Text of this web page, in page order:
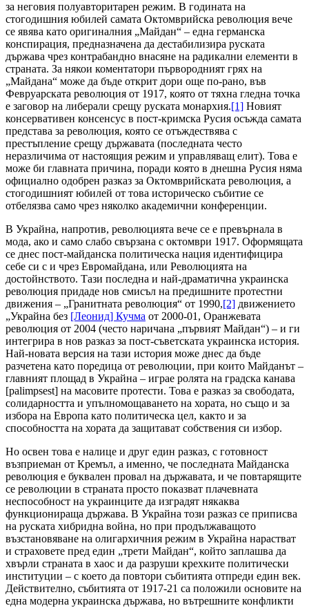
за неговия полуавторитарен режим. В годината на
стогодишния юбилей самата Октомврийска революция вече
се явява като оригиналния „Майдан“ – една германска
конспирация, предназначена да дестабилизира руската
държава чрез контрабандно внасяне на радикални елементи в
страната. За някои коментатори първородният грях на
„Майдана“ може да бъде открит дори още по-рано, във
Февруарската революция от 1917, която от тяхна гледна точка
е заговор на либерали срещу руската монархия.[1] Новият
консервативен консенсус в пост-кримска Русия осъжда самата
представа за революция, която се отъждествява с
престъпление срещу държавата (последната често
неразличима от настоящия режим и управляващ елит). Това е
може би главната причина, поради която в днешна Русия няма
официално одобрен разказ за Октомврийската революция, а
стогодишният юбилей от това историческо събитие се
отбелязва само чрез няколко академични конференции.
В Украйна, напротив, революцията вече се е превърнала в
мода, ако и само слабо свързана с октомври 1917. Оформящата
се днес пост-майданска политическа нация идентифицира
себе си с и чрез Евромайдана, или Революцията на
достойнството. Тази последна и най-драматична украинска
революция придаде нов смисъл на предишните протестни
движения – „Гранитната революция“ от 1990,[2] движението
„Украйна без [Леонид] Кучма от 2000-01, Оранжевата
революция от 2004 (често наричана „първият Майдан“) – и ги
интегрира в нов разказ за пост-съветската украинска история.
Най-новата версия на тази история може днес да бъде
разчетена като поредица от революции, при които Майданът –
главният площад в Украйна – играе ролята на градска канава
[palimpsest] на масовите протести. Това е разказ за свободата,
солидарността и упълномощаването на хората, но също и за
избора на Европа като политическа цел, както и за
способността на хората да защитават собствения си избор.
Но освен това е налице и друг един разказ, с готовност
възприеман от Кремъл, а именно, че последната Майданска
революция е буквален провал на държавата, и че повтарящите
се революции в страната просто показват плачевната
неспособност на украинците да изградят някаква
функционираща държава. В Украйна този разказ се приписва
на руската хибридна война, но при продължаващото
възстановяване на олигархичния режим в Украйна нарастват
и страховете пред един „трети Майдан“, който заплашва да
хвърли страната в хаос и да разруши крехките политически
институции – с което да повтори събитията отпреди един век.
Действително, събитията от 1917-21 са положили основите на
една модерна украинска държава, но вътрешните конфликти